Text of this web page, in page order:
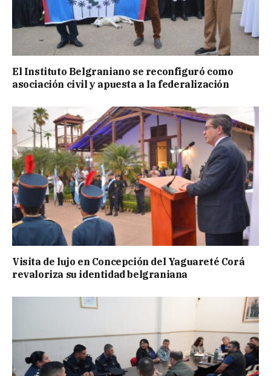
El Instituto Belgraniano se reconfiguró como
asociación civil y apuesta a la federalización
Visita de lujo en Concepción del Yaguareté Corá
revaloriza su identidad belgraniana